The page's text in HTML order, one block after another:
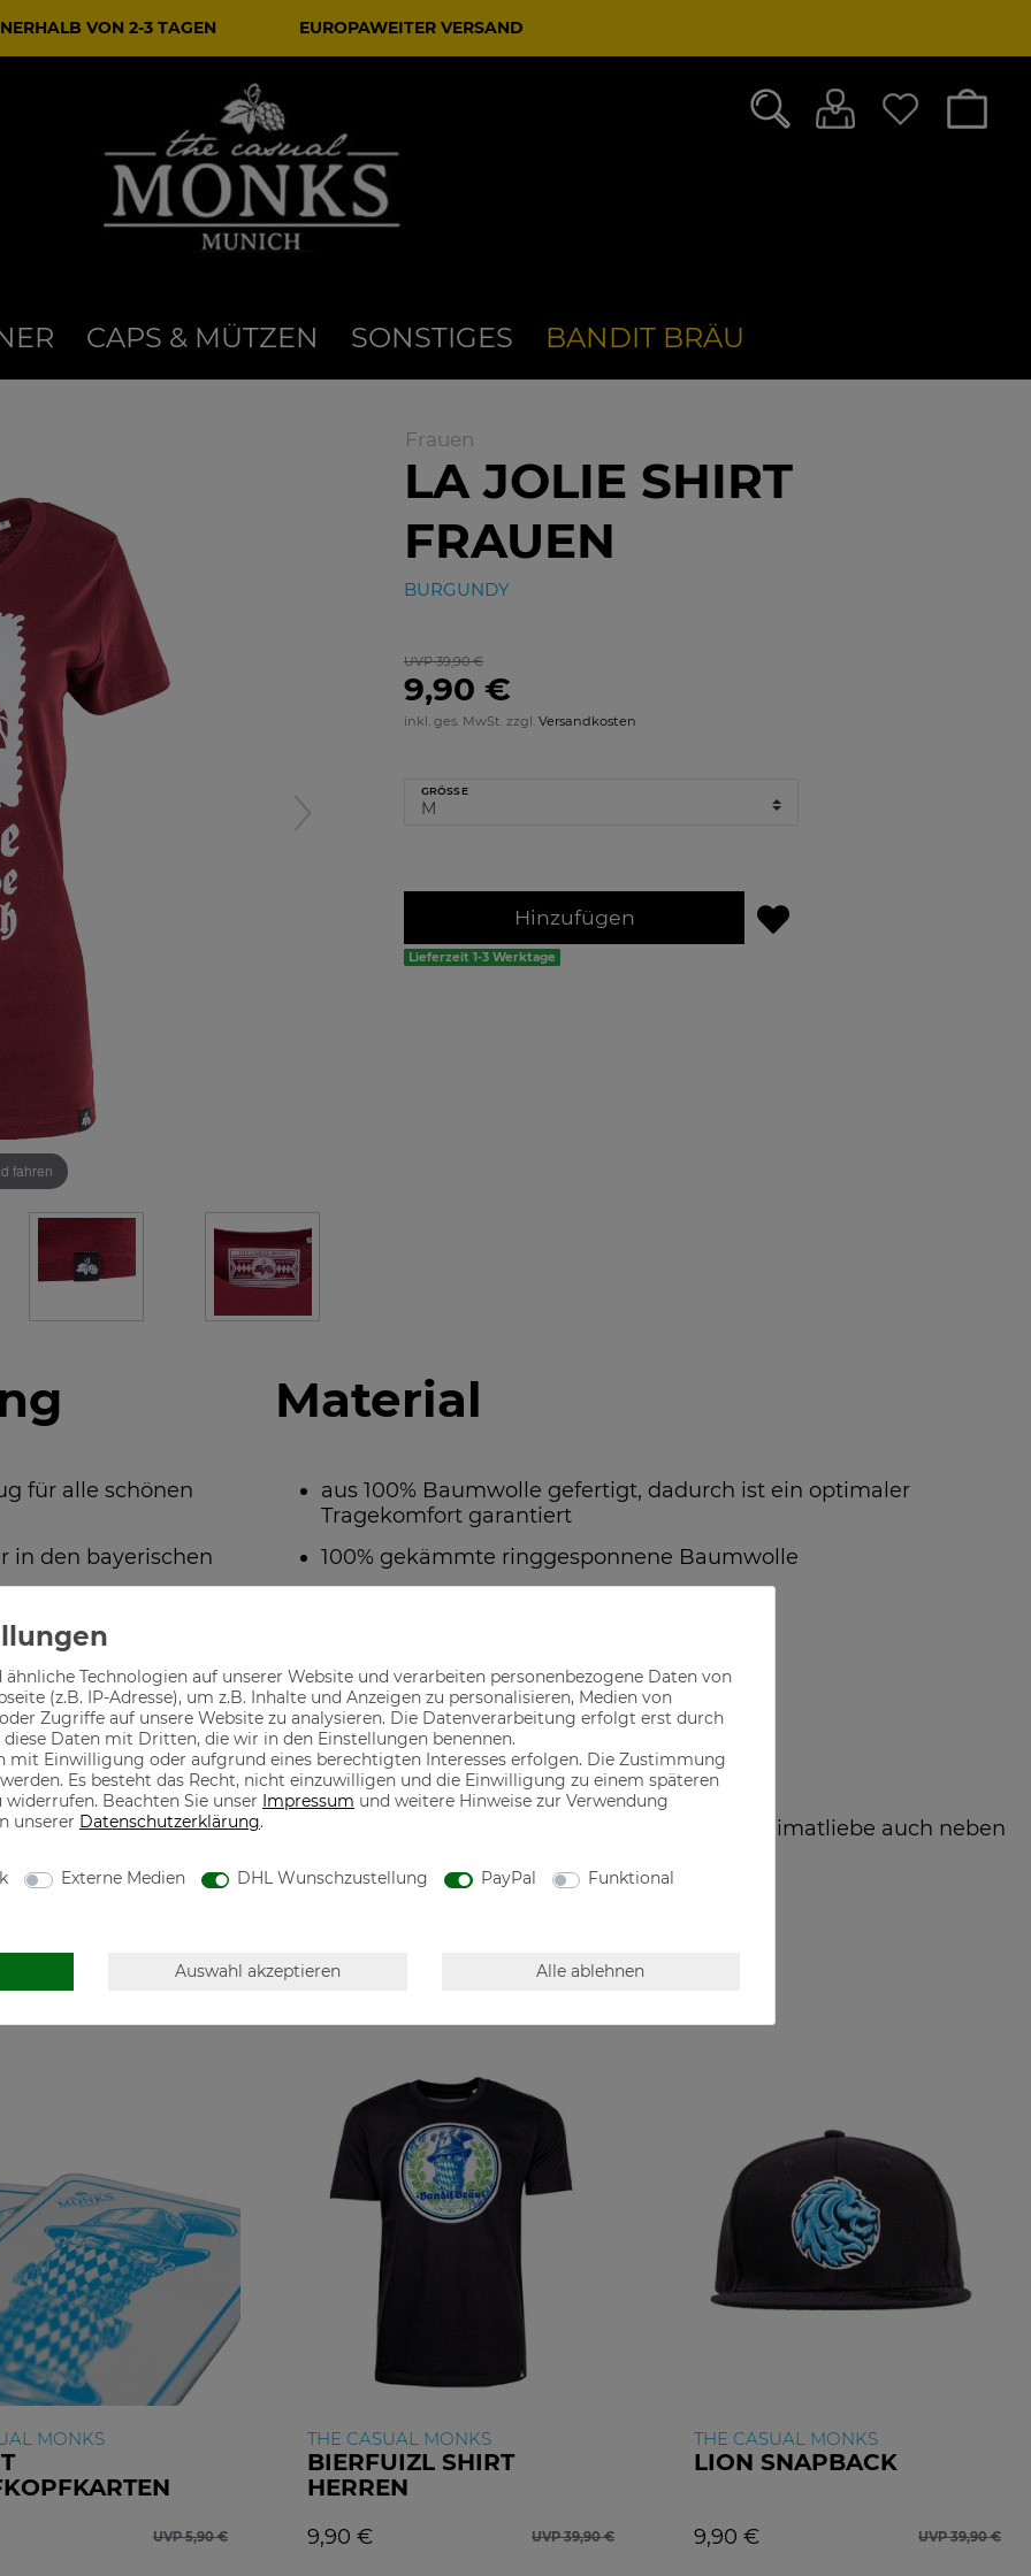
VON 2-3 TAGEN EUROPAWEITER VERSAND
CAPS & MÜTZEN SONSTIGES BANDIT BRÄU
fahren
Frauen
LA JOLIE SHIRT
FRAUEN
BURGUNDY
UVP 39,90 €
9,90 €
inkl. ges. MwSt. zzgl. Versandkosten
GRÖSSE
Hinzufügen
Lieferzeit 1-3 Werktage
für alle schönen
in den bayerischen
Material
aus 100% Baumwolle gefertigt, dadurch ist ein optimaler
Tragekomfort garantiert
100% gekämmte ringgesponnene Baumwolle
Mode designed
Motive für jeden echten Bayer, der seine Heimatliebe auch neben
München, Deutschland, mail@thecasualmonks.com
MONKS
UVP 5,90 €
THE CASUAL MONKS
BIERFUIZL SHIRT
HERREN
UVP 39,90 €
9,90 €
THE CASUAL MONKS
LION SNAPBACK
UVP 39,90 €
9,90 €
Technologien auf unserer Website und verarbeiten personenbezogene Daten von
(z.B. IP-Adresse), um z.B. Inhalte und Anzeigen zu personalisieren, Medien von
Zugriffe auf unsere Website zu analysieren. Die Datenverarbeitung erfolgt erst durch
Daten mit Dritten, die wir in den Einstellungen benennen.
mit Einwilligung oder aufgrund eines berechtigten Interesses erfolgen. Die Zustimmung
Es besteht das Recht, nicht einzuwilligen und die Einwilligung zu einem späteren
Beachten Sie unser Impressum und weitere Hinweise zur Verwendung
unserer Daten­schutz­erklärung.
Externe Medien DHL Wunschzustellung PayPal Funktional
Auswahl akzeptieren Alle ablehnen